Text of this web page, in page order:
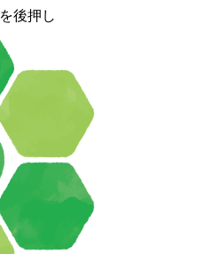
後押し